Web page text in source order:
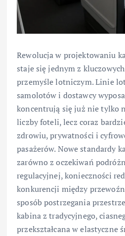
Rewolucja w projektowaniu
staje się jednym z
przemyśle lotniczym. Linie
samolotów i dostawcy
koncentrują się już nie tylko
liczby foteli, lecz coraz
zdrowiu, prywatności i
pasażerów. Nowe standardy
zarówno z oczekiwań
regulacyjnej, konieczności
konkurencji między
sposób postrzegania
kabina z tradycyjnego,
przekształcana w elastyczne